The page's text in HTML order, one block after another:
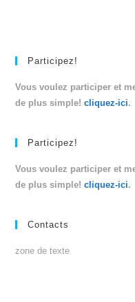
Participez!
Vous voulez participer et
de plus simple!cliquez-ici.
Participez!
Vous voulez participer et
de plus simple!cliquez-ici.
Contacts
zone de texte